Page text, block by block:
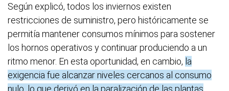
Según explicó, todos los inviernos existen
restricciones de suministro, pero históricamente se
permitía mantener consumos mínimos para sostener
los hornos operativos y continuar produciendo a un
ritmo menor. En esta oportunidad, en cambio, la
exigencia fue alcanzar niveles cercanos al consumo
nulo, lo que derivó en la paralización de las plantas